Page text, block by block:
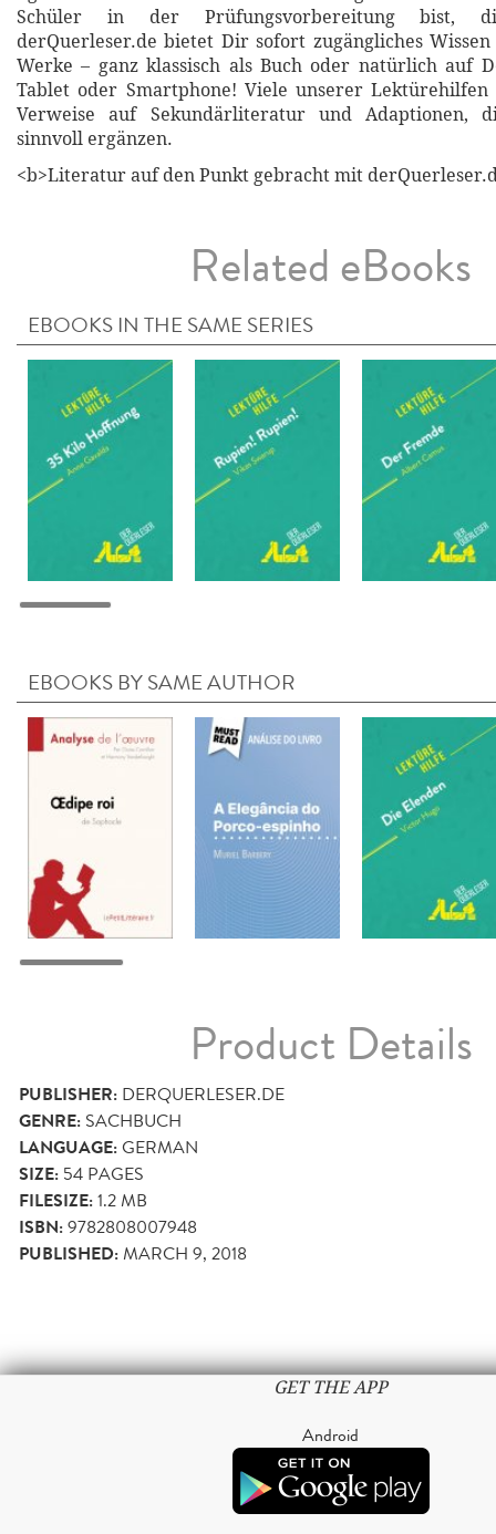
Schüler in der Prüfungsvorbereitung bist,
derQuerleser.de bietet Dir sofort zugängliches
Werke – ganz klassisch als Buch oder natürlich auf
Tablet oder Smartphone! Viele unserer Lektürehilfen
Verweise auf Sekundärliteratur und Adaptionen,
sinnvoll ergänzen.
<b>Literatur auf den Punkt gebracht mit
Related eBooks
EBOOKS IN THE SAME SERIES
EBOOKS BY SAME AUTHOR
Product Details
PUBLISHER: DERQUERLESER.DE
GENRE: SACHBUCH
LANGUAGE:GERMAN
SIZE: 54 PAGES
FILESIZE:1.2 MB
ISBN:9782808007948
PUBLISHED:MARCH 9, 2018
GET THE APP
Android